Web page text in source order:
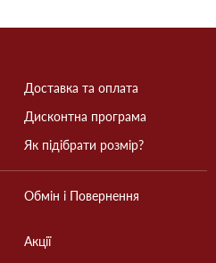
Доставка та оплата
Дисконтна програма
Як підібрати розмір?
Обмін і Повернення
Акції